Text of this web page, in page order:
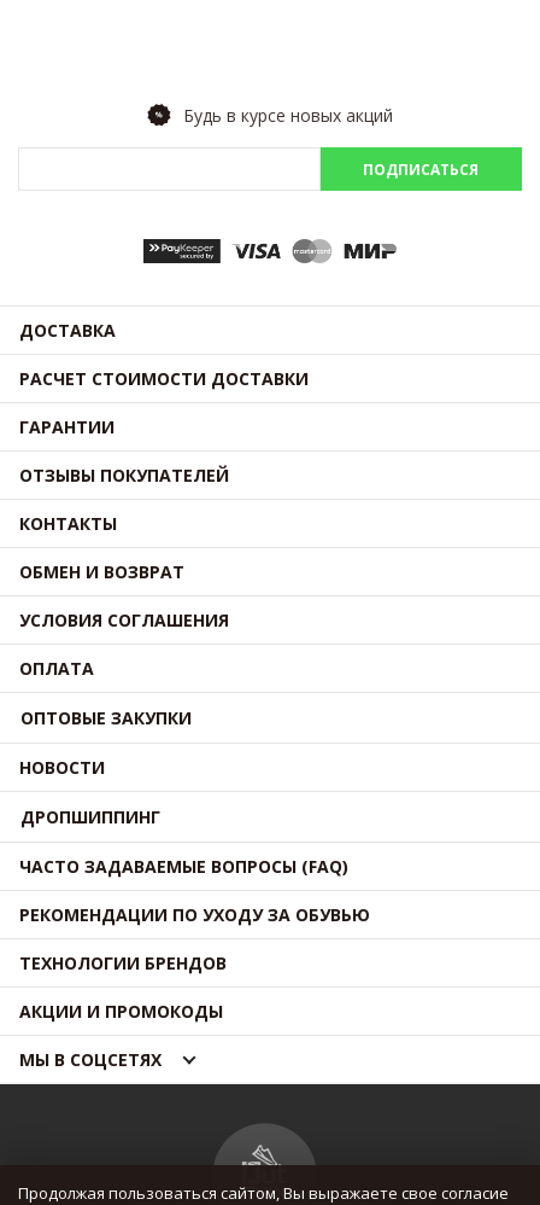
Будь в курсе новых акций
ПОДПИСАТЬСЯ
ДОСТАВКА
РАСЧЕТ СТОИМОСТИ ДОСТАВКИ
ГАРАНТИИ
ОТЗЫВЫ ПОКУПАТЕЛЕЙ
КОНТАКТЫ
ОБМЕН И ВОЗВРАТ
УСЛОВИЯ СОГЛАШЕНИЯ
ОПЛАТА
ОПТОВЫЕ ЗАКУПКИ
НОВОСТИ
ДРОПШИППИНГ
ЧАСТО ЗАДАВАЕМЫЕ ВОПРОСЫ (FAQ)
РЕКОМЕНДАЦИИ ПО УХОДУ ЗА ОБУВЬЮ
ТЕХНОЛОГИИ БРЕНДОВ
АКЦИИ И ПРОМОКОДЫ
МЫ В СОЦСЕТЯХ
Продолжая пользоваться сайтом, Вы выражаете свое согласие